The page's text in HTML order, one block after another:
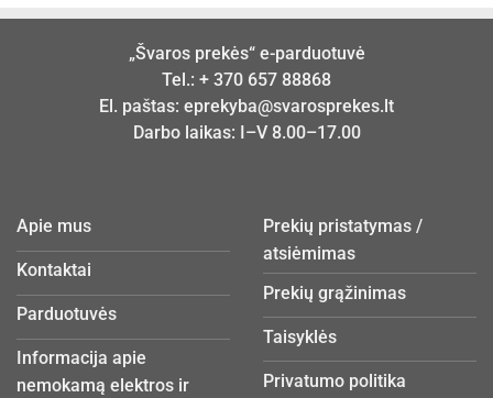
„Švaros prekės“ e-parduotuvė
Tel.: + 370 657 88868
El. paštas: eprekyba@svarosprekes.lt
Darbo laikas: I–V 8.00–17.00
Apie mus
Kontaktai
Parduotuvės
Informacija apie
nemokamą elektros ir
Prekių pristatymas /
atsiėmimas
Prekių grąžinimas
Taisyklės
Privatumo politika